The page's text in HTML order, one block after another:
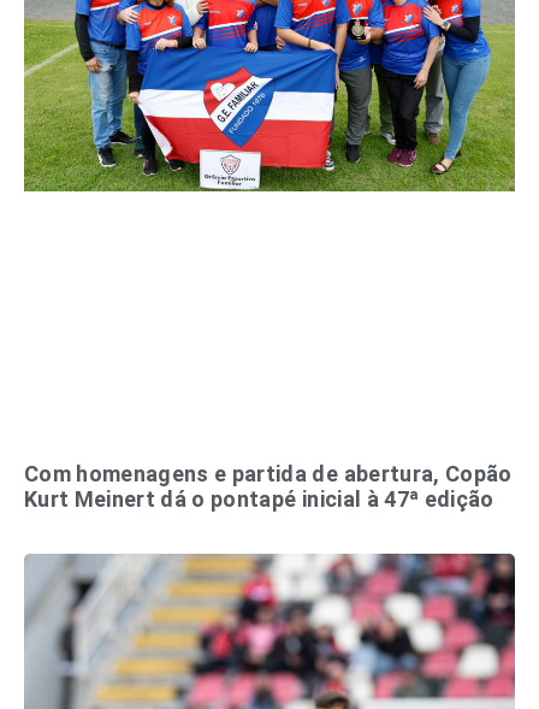
Com homenagens e partida de abertura, Copão
Kurt Meinert dá o pontapé inicial à 47ª edição